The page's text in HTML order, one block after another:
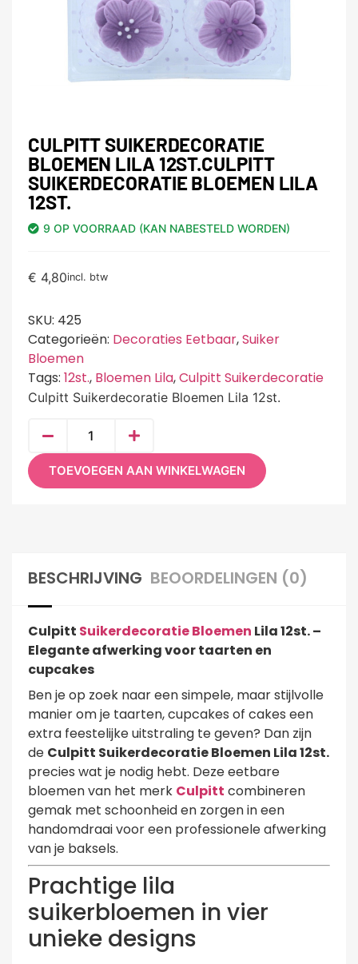
CULPITT SUIKERDECORATIE
BLOEMEN LILA 12ST.CULPITT
SUIKERDECORATIE BLOEMEN LILA
12ST.
9 OP VOORRAAD (KAN NABESTELD WORDEN)
€ 4,80incl. btw
SKU: 425
Categorieën: Decoraties Eetbaar,Suiker
Bloemen
Tags: 12st., Bloemen Lila,Culpitt Suikerdecoratie
Culpitt Suikerdecoratie Bloemen Lila 12st.
TOEVOEGEN AAN WINKELWAGEN
BESCHRIJVING BEOORDELINGEN (0)
Culpitt Suikerdecoratie Bloemen Lila 12st. –
Elegante afwerking voor taarten en
cupcakes
Ben je op zoek naar een simpele, maar stijlvolle
manier om je taarten, cupcakes of cakes een
extra feestelijke uitstraling te geven? Dan zijn
de Culpitt Suikerdecoratie Bloemen Lila 12st.
precies wat je nodig hebt. Deze eetbare
bloemen van het merk Culpitt combineren
gemak met schoonheid en zorgen in een
handomdraai voor een professionele afwerking
van je baksels.
Prachtige lila
suikerbloemen in vier
unieke designs